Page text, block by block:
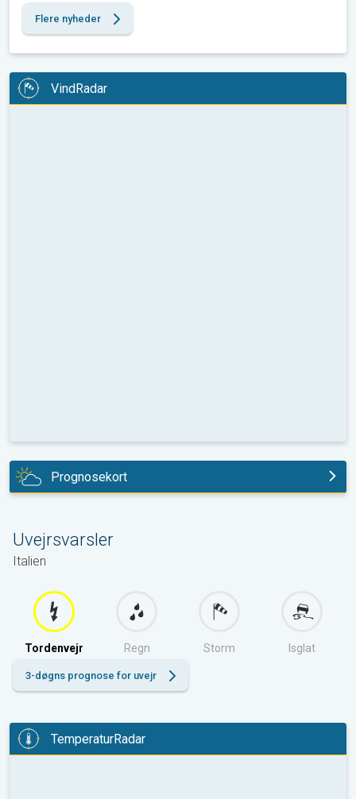
Flere nyheder
VindRadar
Prognosekort
Uvejrsvarsler
Italien
Tordenvejr Regn Storm Isglat
3-døgns prognose for uvejr
TemperaturRadar